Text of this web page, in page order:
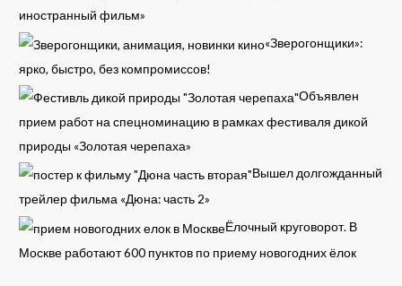
иностранный фильм»
«Зверогонщики»:
ярко, быстро, без компромиссов!
Объявлен
прием работ на спецноминацию в рамках фестиваля дикой
природы «Золотая черепаха»
Вышел долгожданный
трейлер фильма «Дюна: часть 2»
Ёлочный круговорот. В
Москве работают 600 пунктов по приему новогодних ёлок